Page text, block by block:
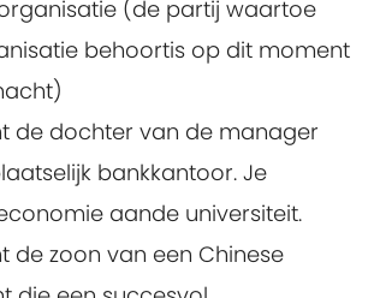
(de partij waartoe
behoortis op dit moment
de dochter van de manager
bankkantoor. Je
aande universiteit.
de zoon van een Chinese